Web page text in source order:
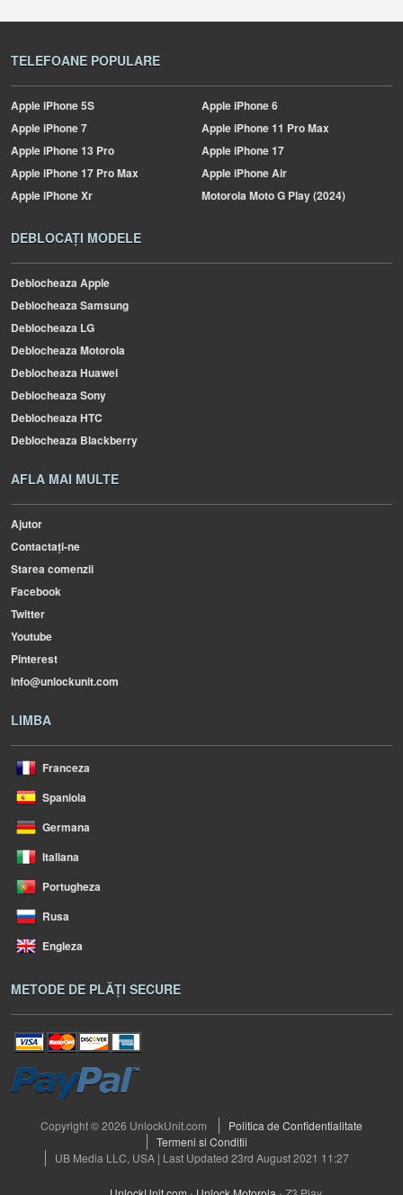
TELEFOANE POPULARE
AppleiPhone 5S AppleiPhone 6
AppleiPhone 7 AppleiPhone 11 Pro Max
AppleiPhone 13 Pro AppleiPhone 17
AppleiPhone 17 Pro Max AppleiPhone Air
AppleiPhone Xr MotorolaMoto G Play (2024)
DEBLOCAȚI MODELE
Deblocheaza Apple
Deblocheaza Samsung
Deblocheaza LG
Deblocheaza Motorola
Deblocheaza Huawei
Deblocheaza Sony
Deblocheaza HTC
Deblocheaza Blackberry
AFLA MAI MULTE
Ajutor
Contactați-ne
Starea comenzii
Facebook
Twitter
Youtube
Pinterest
info@unlockunit.com
LIMBA
Franceza
Spaniola
Germana
Italiana
Portugheza
Rusa
Engleza
METODE DE PLĂȚI SECURE
Copyright © 2026 UnlockUnit.com
Politica de Confidentialitate
Termeni si Conditii
UB Media LLC, USA | Last Updated 23rd August 2021 11:27